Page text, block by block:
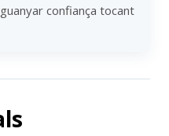
confiança tocant